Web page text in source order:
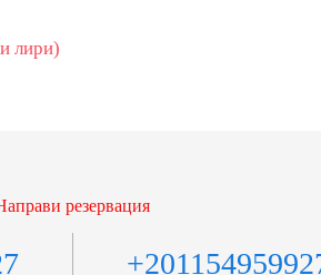
лири)
резервация